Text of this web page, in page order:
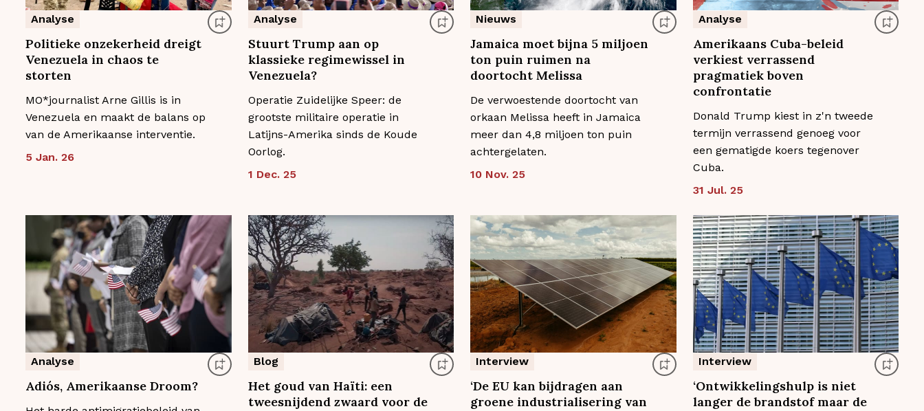
Analyse
Politieke onzekerheid dreigt
Venezuela in chaos te
storten
MO*journalist Arne Gillis is in
Venezuela en maakt de balans op
van de Amerikaanse interventie.
5 Jan. 26
Analyse
Stuurt Trump aan op
klassieke regimewissel in
Venezuela?
Operatie Zuidelijke Speer: de
grootste militaire operatie in
Latijns-Amerika sinds de Koude
Oorlog.
1 Dec. 25
Nieuws
Jamaica moet bijna 5 miljoen
ton puin ruimen na
doortocht Melissa
De verwoestende doortocht van
orkaan Melissa heeft in Jamaica
meer dan 4,8 miljoen ton puin
achtergelaten.
10 Nov. 25
Analyse
Amerikaans Cuba-beleid
verkiest verrassend
pragmatiek boven
confrontatie
Donald Trump kiest in z'n tweede
termijn verrassend genoeg voor
een gematigde koers tegenover
Cuba.
31 Jul. 25
Analyse
Adiós, Amerikaanse Droom?
Blog
Het goud van Haïti: een
tweesnijdend zwaard voor de
Interview
‘De EU kan bijdragen aan
groene industrialisering van
Interview
‘Ontwikkelingshulp is niet
langer de brandstof maar de